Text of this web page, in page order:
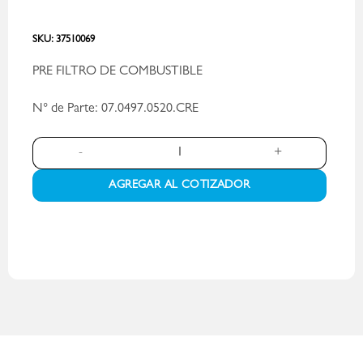
SKU: 37510069
PRE FILTRO DE COMBUSTIBLE
N° de Parte: 07.0497.0520.CRE
PRE FILTRO DE COMBUSTIBLE - PN 07.0497.0520.CRE cantidad
AGREGAR AL COTIZADOR